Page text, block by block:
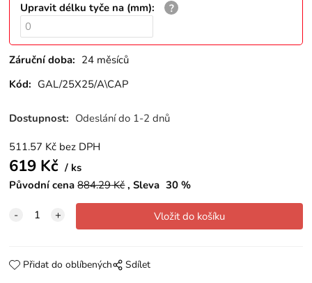
Upravit délku tyče na (mm):
Záruční doba: 24 měsíců
Kód: GAL/25X25/A\CAP
Dostupnost: Odeslání do 1-2 dnů
511.57 Kč bez DPH
619 Kč
ks
Původní cena 884.29Kč Sleva 30 %
Přidat do oblíbených Sdílet